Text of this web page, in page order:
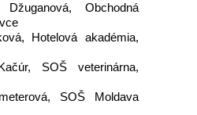
Obchodná
Hotelová akadémia,
SOŠ veterinárna,
SOŠ Moldava